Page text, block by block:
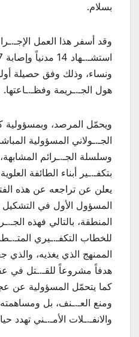
بسلام.
وقد أسفر هذا العمل
ونساء، وذلك وفق حصيلة
هول الجـ.ـريمة وفظـ.ـاعتها.
ويحمّل المرصد، وبمسؤولية
الجـ.ـولاني المسؤولية
وسلسلة الجـ.ـرائم
بتكفـ.ـير أبناء الطائفة
يعلن عن تراجعه عن هذه
المسؤول الأول في
المنطقة، بالتالي فهذه
للخطاب التكفـ.ـيري
الممنهج الذي يغذيه، والذي
هدفاً مشروعاً للقـ.ـتل في
كما يتحمّل المسؤولية عن
ومنع العـ.ـنف، بل
والانفـ.ـلات الأمـ.ـني تهدد